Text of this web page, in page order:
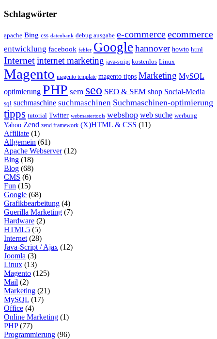
Schlagwörter
apache Bing css datenbank debug ausgabe e-commerceecommerce
entwicklung facebook fehler Google hannover howto html
Internetinternet marketing java-script kostenlos Linux
Magento magento template magento tipps Marketing MySQL
optimierung PHP sem seo SEO & SEM shop Social-Media
sql suchmaschine suchmaschinen Suchmaschinen-optimierung
tipps tutorial Twitter webmastertools webshop web suche werbung
Yahoo Zend zend framework (X)HTML & CSS (11)
Affiliate (1)
Allgemein (61)
Apache Webserver(12)
Bing (18)
Blog (68)
CMS (6)
Fun (15)
Google (68)
Grafikbearbeitung (4)
Guerilla Marketing (7)
Hardware (2)
HTML5 (5)
Internet (28)
Java-Script / Ajax (12)
Joomla (3)
Linux (13)
Magento (125)
Mail (2)
Marketing (21)
MySQL (17)
Office (4)
Online Marketing (1)
PHP(77)
Programmierung (96)